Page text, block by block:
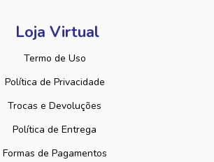
Loja Virtual
Termo de Uso
Política de Privacidade
Trocas e Devoluções
Política de Entrega
Formas de Pagamentos